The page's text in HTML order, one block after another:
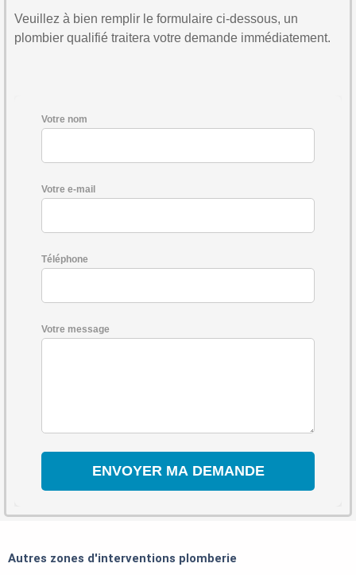
Veuillez à bien remplir le formulaire ci-dessous, un
plombier qualifié traitera votre demande immédiatement.
Votre nom
Votre e-mail
Téléphone
Votre message
Autres zones d'interventions plomberie